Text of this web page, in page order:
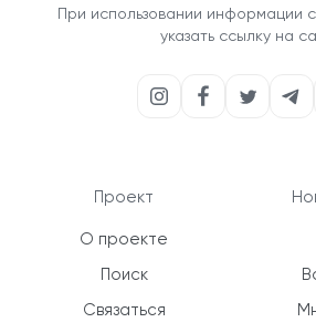
При использовании информации
указать ссылку на
Проект
О проекте
Поиск
Связаться